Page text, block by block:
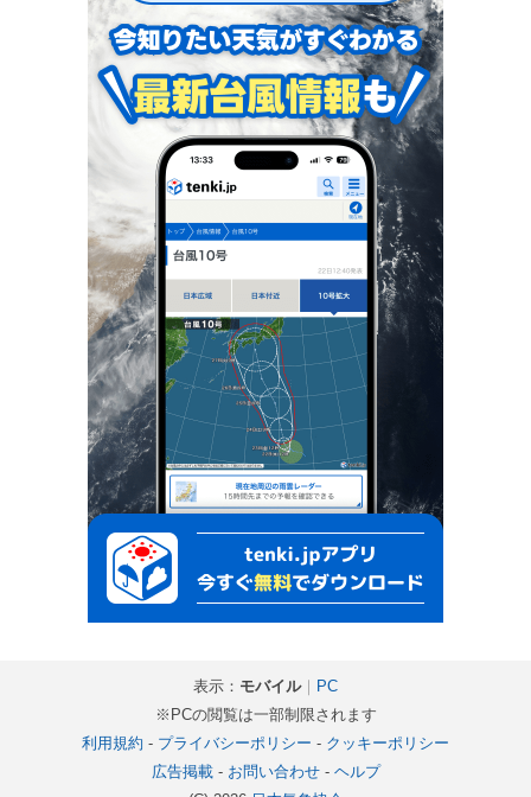
表示： モバイル｜
PC
※PCの閲覧は一部制限されます
利用規約 - プライバシーポリシー - クッキーポリシー
広告掲載- お問い合わせ- ヘルプ